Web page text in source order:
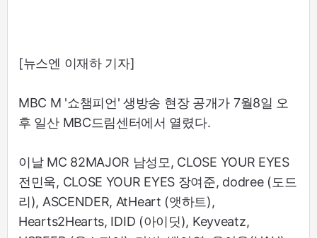
[뉴스엔 이재하 기자]
MBC M '쇼챔피언' 생방송 현장 공개가 7월8일 오
후 일산 MBC드림센터에서 열렸다.
이날 MC 82MAJOR 남성모, CLOSE YOUR EYES
전민욱, CLOSE YOUR EYES 장여준, dodree (도드
리), ASCENDER, AtHeart (앳하트),
Hearts2Hearts, IDID (아이딧), Keyveatz,